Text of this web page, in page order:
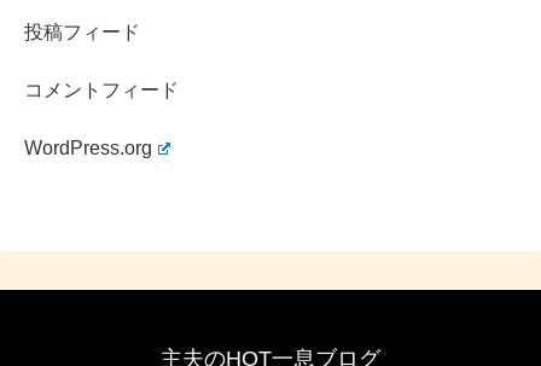
投稿フィード
コメントフィード
WordPress.org
主夫のHOT一息ブログ